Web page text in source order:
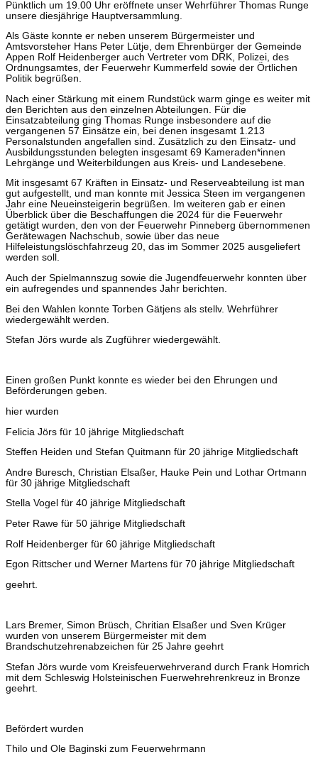
Pünktlich um 19.00 Uhr eröffnete unser Wehrführer Thomas Runge
unsere diesjährige Hauptversammlung.
Als Gäste konnte er neben unserem Bürgermeister und
Amtsvorsteher Hans Peter Lütje, dem Ehrenbürger der Gemeinde
Appen Rolf Heidenberger auch Vertreter vom DRK, Polizei, des
Ordnungsamtes, der Feuerwehr Kummerfeld sowie der Örtlichen
Politik begrüßen.
Nach einer Stärkung mit einem Rundstück warm ginge es weiter mit
den Berichten aus den einzelnen Abteilungen. Für die
Einsatzabteilung ging Thomas Runge insbesondere auf die
vergangenen 57 Einsätze ein, bei denen insgesamt 1.213
Personalstunden angefallen sind. Zusätzlich zu den Einsatz- und
Ausbildungsstunden belegten insgesamt 69 Kameraden*innen
Lehrgänge und Weiterbildungen aus Kreis- und Landesebene.
Mit insgesamt 67 Kräften in Einsatz- und Reserveabteilung ist man
gut aufgestellt, und man konnte mit Jessica Steen im vergangenen
Jahr eine Neueinsteigerin begrüßen. Im weiteren gab er einen
Überblick über die Beschaffungen die 2024 für die Feuerwehr
getätigt wurden, den von der Feuerwehr Pinneberg übernommenen
Gerätewagen Nachschub, sowie über das neue
Hilfeleistungslöschfahrzeug 20, das im Sommer 2025 ausgeliefert
werden soll.
Auch der Spielmannszug sowie die Jugendfeuerwehr konnten über
ein aufregendes und spannendes Jahr berichten.
Bei den Wahlen konnte Torben Gätjens als stellv. Wehrführer
wiedergewählt werden.
Stefan Jörs wurde als Zugführer wiedergewählt.
Einen großen Punkt konnte es wieder bei den Ehrungen und
Beförderungen geben.
hier wurden
Felicia Jörs für 10 jährige Mitgliedschaft
Steffen Heiden und Stefan Quitmann für 20 jährige Mitgliedschaft
Andre Buresch, Christian Elsaßer, Hauke Pein und Lothar Ortmann
für 30 jährige Mitgliedschaft
Stella Vogel für 40 jährige Mitgliedschaft
Peter Rawe für 50 jährige Mitgliedschaft
Rolf Heidenberger für 60 jährige Mitgliedschaft
Egon Rittscher und Werner Martens für 70 jährige Mitgliedschaft
geehrt.
Lars Bremer, Simon Brüsch, Chritian Elsaßer und Sven Krüger
wurden von unserem Bürgermeister mit dem
Brandschutzehrenabzeichen für 25 Jahre geehrt
Stefan Jörs wurde vom Kreisfeuerwehrverand durch Frank Homrich
mit dem Schleswig Holsteinischen Fuerwehrehrenkreuz in Bronze
geehrt.
Befördert wurden
Thilo und Ole Baginski zum Feuerwehrmann